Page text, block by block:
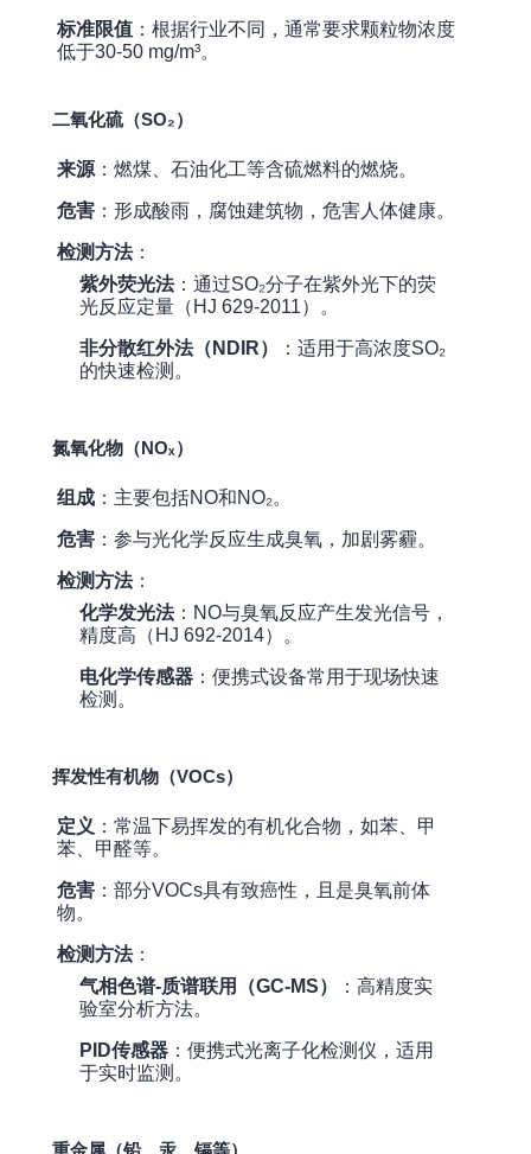
标准限值 ：根据行业不同，通常要求颗粒物浓度
低于30-50 mg/m³。
二氧化硫（SO₂）
来源 ：燃煤、石油化工等含硫燃料的燃烧。
危害 ：形成酸雨，腐蚀建筑物，危害人体健康。
检测方法：
紫外荧光法：通过SO₂分子在紫外光下的荧
光反应定量（HJ 629-2011）。
非分散红外法（NDIR）
：适用于高浓度SO₂
的快速检测。
氮氧化物（NOₓ）
组成 ：主要包括NO和NO₂。
危害 ：参与光化学反应生成臭氧，加剧雾霾。
检测方法：
化学发光法：NO与臭氧反应产生发光信号，
精度高（HJ 692-2014）。
电化学传感器 ：便携式设备常用于现场快速
检测。
挥发性有机物（VOCs）
定义 ：常温下易挥发的有机化合物，如苯、甲
苯、甲醛等。
危害 ：部分VOCs具有致癌性，且是臭氧前体
物。
检测方法：
气相色谱-质谱联用（GC-MS）
：高精度实
验室分析方法。
PID传感器 ：便携式光离子化检测仪，适用
于实时监测。
重金属（铅、汞、镉等）